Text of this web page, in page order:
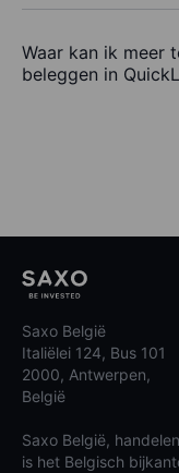
Waar kan ik meer
beleggen in
Saxo België
Italiëlei 124, Bus 101
2000, Antwerpen,
België
Saxo België,
is het Belgisch